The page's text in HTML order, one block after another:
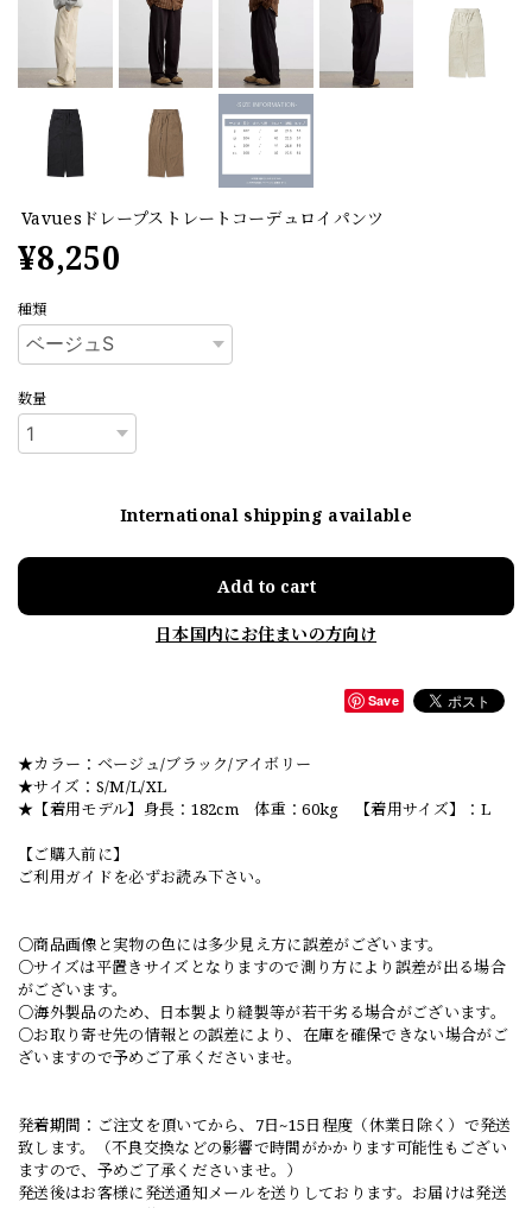
Vavuesドレープストレートコーデュロイパンツ
¥8,250
種類
数量
International shipping available
Add to cart
日本国内にお住まいの方向け
Save
★カラー：ベージュ/ブラック/アイボリー
★サイズ：S/M/L/XL
★【着用モデル】身長：182cm 体重：60kg 【着用サイズ】：L
【ご購入前に】
ご利用ガイドを必ずお読み下さい。
○商品画像と実物の色には多少見え方に誤差がございます。
○サイズは平置きサイズとなりますので測り方により誤差が出る場合
がございます。
○海外製品のため、日本製より縫製等が若干劣る場合がございます。
○お取り寄せ先の情報との誤差により、在庫を確保できない場合がご
ざいますので予めご了承くださいませ。
発着期間：ご注文を頂いてから、7日~15日程度（休業日除く）で発送
致します。（不良交換などの影響で時間がかかります可能性もござい
ますので、予めご了承くださいませ。）
発送後はお客様に発送通知メールを送りしております。お届けは発送